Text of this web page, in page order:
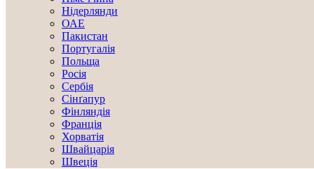
Нідерлянди
ОАЕ
Пакистан
Португалія
Польща
Росія
Сербія
Сінґапур
Фінляндія
Франція
Хорватія
Швайцарія
Швеція